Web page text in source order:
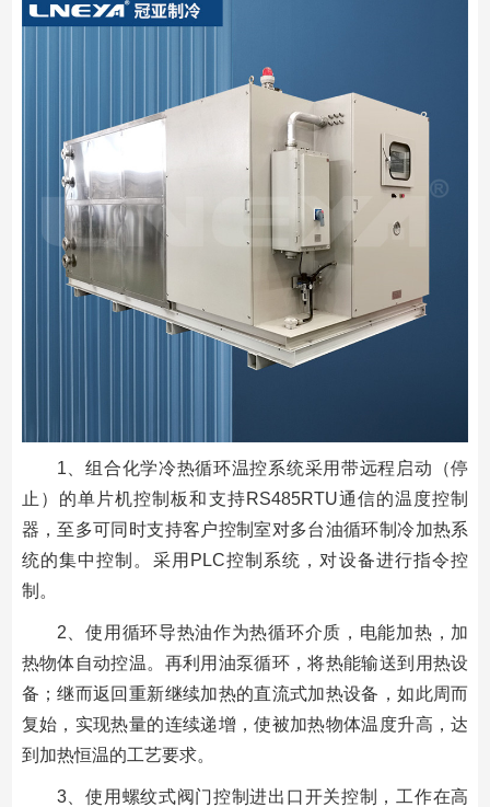
1、组合化学冷热循环温控系统采用带远程启动（停
止）的单片机控制板和支持RS485RTU通信的温度控制
器，至多可同时支持客户控制室对多台油循环制冷加热系
统的集中控制。采用PLC控制系统，对设备进行指令控
制。
2、使用循环导热油作为热循环介质，电能加热，加
热物体自动控温。再利用油泵循环，将热能输送到用热设
备；继而返回重新继续加热的直流式加热设备，如此周而
复始，实现热量的连续递增，使被加热物体温度升高，达
到加热恒温的工艺要求。
3、使用螺纹式阀门控制进出口开关控制，工作在高